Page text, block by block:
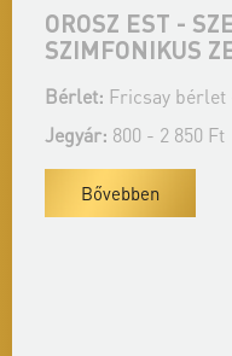
OROSZ EST -
SZIMFONIKUS
Bérlet: Fricsay bérlet
Jegyár: 800 - 2 850 Ft
Bővebben